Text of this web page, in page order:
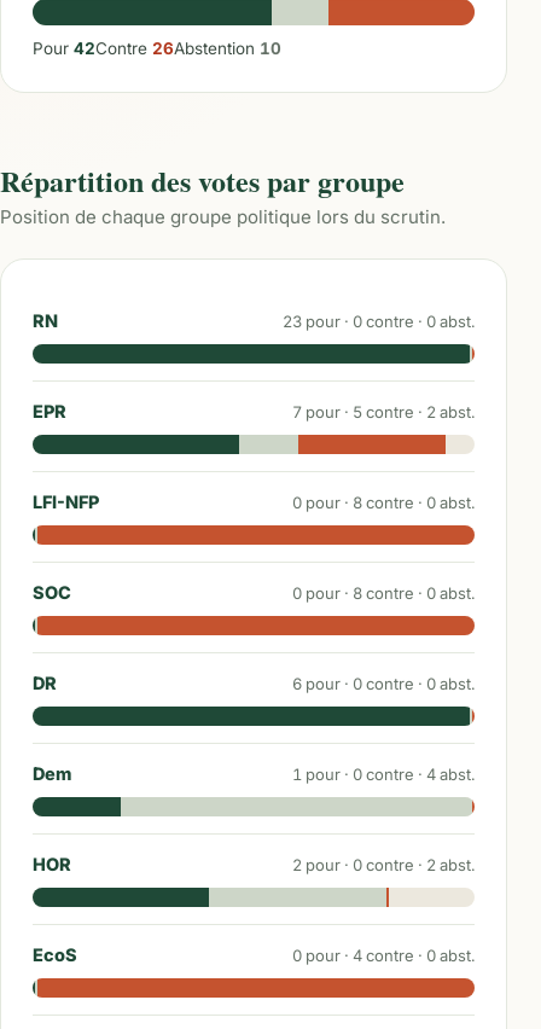
Pour 42Contre 26Abstention 10
Répartition des votes par groupe
Position de chaque groupe politique lors du scrutin.
RN 23 pour · 0contre · 0abst.
EPR 7 pour · 5contre · 2 abst.
LFI-NFP 0 pour · 8contre · 0abst.
SOC 0 pour · 8contre · 0abst.
DR 6 pour · 0contre · 0abst.
Dem 1 pour · 0contre · 4abst.
HOR 2 pour · 0contre · 2 abst.
EcoS 0 pour · 4contre · 0abst.